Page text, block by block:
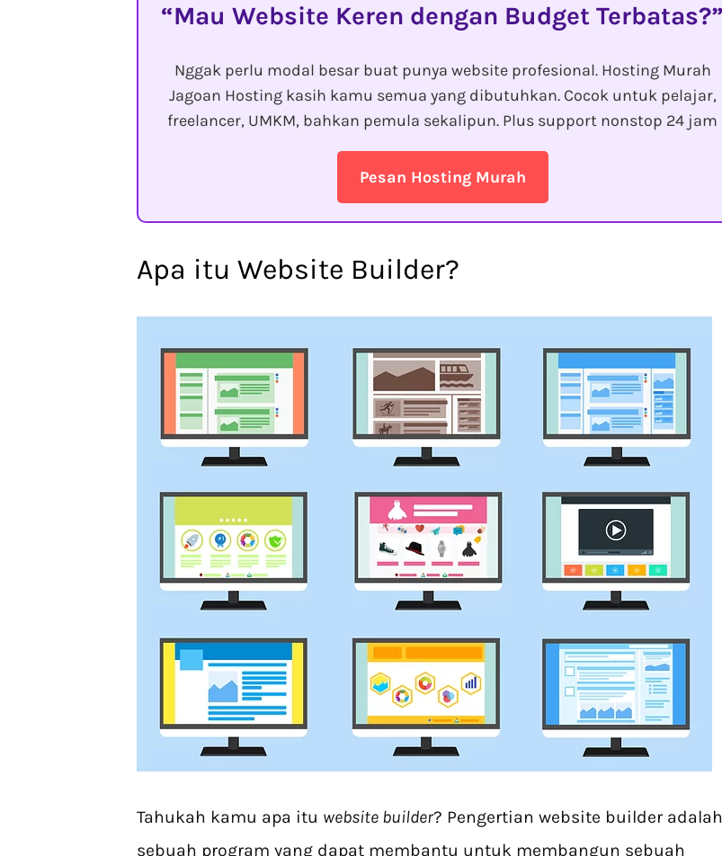
Mau Website Keren dengan Budget Terbatas?
Nggak perlu modal besar buat punya website profesional. Hosting Murah
Jagoan Hosting kasih kamu semua yang dibutuhkan. Cocok untuk pelajar,
freelancer, UMKM, bahkan pemula sekalipun. Plus support nonstop 24 jam
Pesan Hosting Murah
Apa itu Website Builder?
Tahukah kamu apa itu website builder? Pengertian website builder adalah
sebuah program yang dapat membantu untuk membangun sebuah